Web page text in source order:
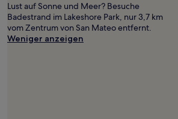
Lust auf Sonne und Meer? Besuche
Badestrand im Lakeshore Park, nur 3,7 km
vom Zentrum von San Mateo entfernt.
Weniger anzeigen